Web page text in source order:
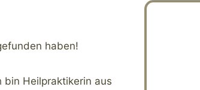
haben!
bin Heilpraktikerin aus